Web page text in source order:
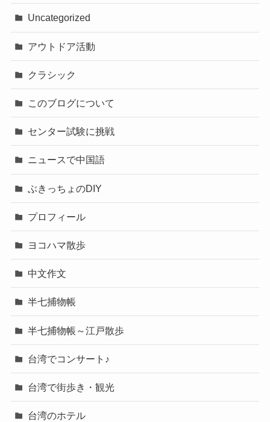
Uncategorized
アウトドア活動
クラシック
このブログについて
センター試験に挑戦
ニュースで中国語
ぶきっちょのDIY
プロフィール
ヨコハマ散歩
中文作文
半七捕物帳
半七捕物帳～江戸散歩
台湾でコンサート♪
台湾で街歩き・観光
台湾のホテル